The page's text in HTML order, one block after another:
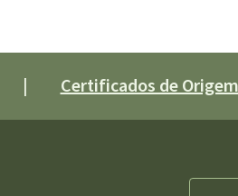
| Certificados de